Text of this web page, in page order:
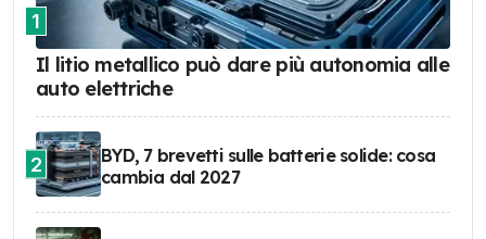
1
Il litio metallico può dare più autonomia alle
auto elettriche
2
BYD, 7 brevetti sulle batterie solide: cosa
cambia dal 2027